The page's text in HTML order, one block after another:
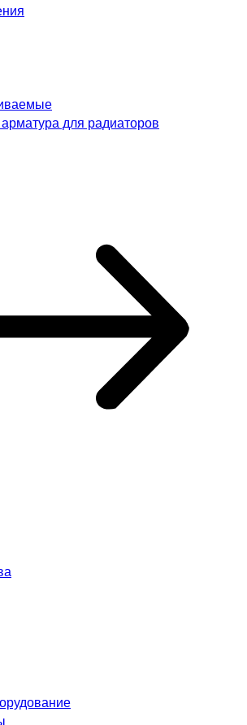
для радиаторов